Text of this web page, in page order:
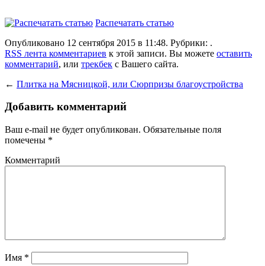
Распечатать статью
Опубликовано 12 сентября 2015 в 11:48. Рубрики: .
RSS лента комментариев к этой записи. Вы можете оставить
комментарий, или трекбек с Вашего сайта.
← Плитка на Мясницкой, или Сюрпризы благоустройства
Добавить комментарий
Ваш e-mail не будет опубликован. Обязательные поля
помечены *
Комментарий
Имя *